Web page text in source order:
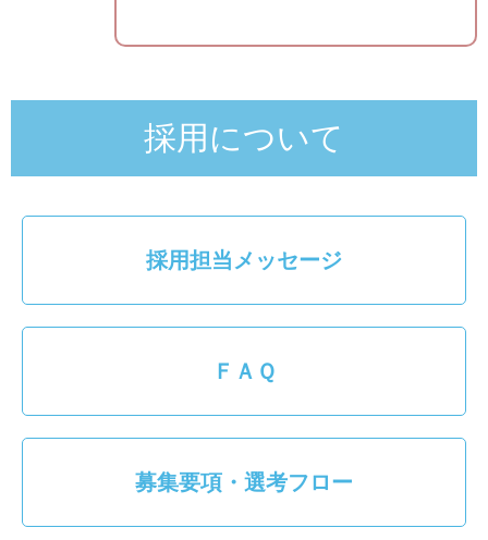
採用について
採用担当メッセージ
ＦＡＱ
募集要項・選考フロー